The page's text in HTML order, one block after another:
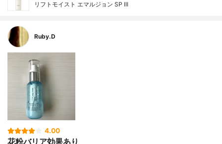
リフトモイスト エマルジョン SP III
Ruby.D
4.00
花粉バリア効果あり